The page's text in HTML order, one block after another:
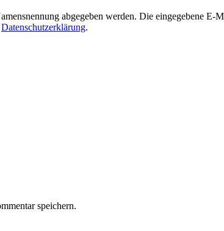
abgegeben werden. Die eingegebene
Datenschutzerklärung.
speichern.